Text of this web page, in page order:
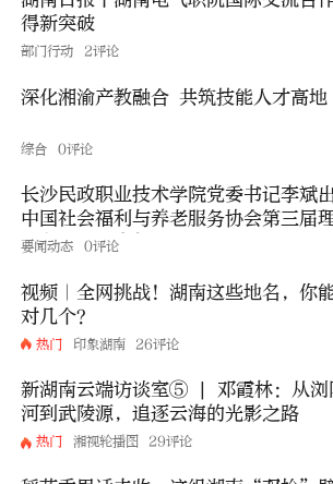
得新突破
部门行动 2评论
深化湘渝产教融合 共筑技能人才高地
综合 0评论
长沙民政职业技术学院党委书记李斌
中国社会福利与养老服务协会第三届
会和主题学术年会
要闻动态 0评论
视频｜全网挑战！湖南这些地名，你
对几个？
热门 印象湖南 26评论
新湖南云端访谈室⑤ | 邓霞林：从浏
河到武陵源，追逐云海的光影之路
热门 湘视轮播图 29评论